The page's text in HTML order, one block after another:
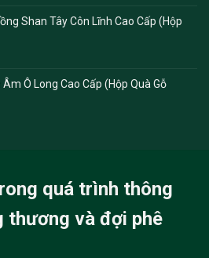
Shan Tây Côn Lĩnh Cao Cấp (Hộp
Ô Long Cao Cấp (Hộp Quà Gỗ
quá trình thông
thương và đợi phê